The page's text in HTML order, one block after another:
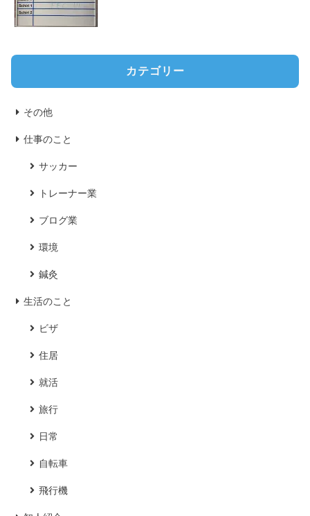
カテゴリー
その他
仕事のこと
サッカー
トレーナー業
ブログ業
環境
鍼灸
生活のこと
ビザ
住居
就活
旅行
日常
自転車
飛行機